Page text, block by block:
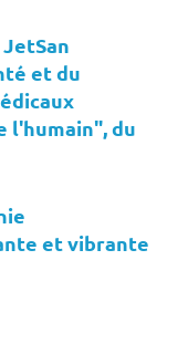
et du
l'humain", du
et vibrante